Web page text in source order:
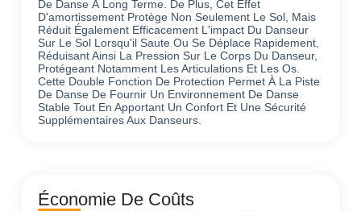
De Danse À Long Terme. De Plus, Cet Effet
D'amortissement Protège Non Seulement Le Sol, Mais
Réduit Également Efficacement L'impact Du Danseur
Sur Le Sol Lorsqu'il Saute Ou Se Déplace Rapidement,
Réduisant Ainsi La Pression Sur Le Corps Du Danseur,
Protégeant Notamment Les Articulations Et Les Os.
Cette Double Fonction De Protection Permet À La Piste
De Danse De Fournir Un Environnement De Danse
Stable Tout En Apportant Un Confort Et Une Sécurité
Supplémentaires Aux Danseurs.
Économie De Coûts